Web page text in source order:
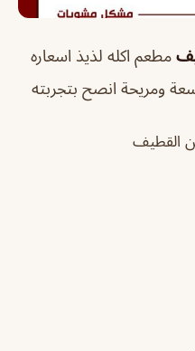
مطعم اكله لذيذ اسعاره
ومريحة انصح بتجربته
القطيف